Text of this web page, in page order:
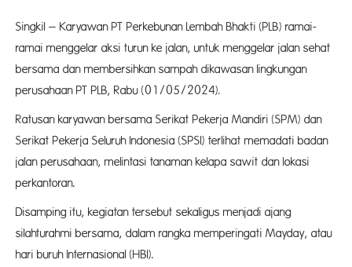
Singkil – Karyawan PT Perkebunan Lembah Bhakti (PLB) ramai-
ramai menggelar aksi turun ke jalan, untuk menggelar jalan sehat
bersama dan membersihkan sampah dikawasan lingkungan
perusahaan PT PLB, Rabu (01/05/2024).
Ratusan karyawan bersama Serikat Pekerja Mandiri (SPM) dan
Serikat Pekerja Seluruh Indonesia (SPSI) terlihat memadati badan
jalan perusahaan, melintasi tanaman kelapa sawit dan lokasi
perkantoran.
Disamping itu, kegiatan tersebut sekaligus menjadi ajang
silahturahmi bersama, dalam rangka memperingati Mayday, atau
hari buruh Internasional (HBI).